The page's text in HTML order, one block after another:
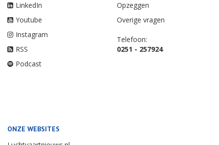
LinkedIn
Youtube
Instagram
RSS
Podcast
Opzeggen
Overige vragen
Telefoon:
0251 - 257924
ONZE WEBSITES